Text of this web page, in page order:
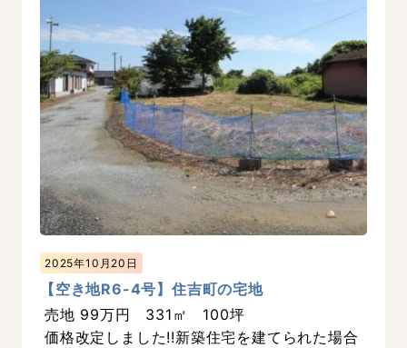
2025年10月20日
【空き地R6-4号】住吉町の宅地
売地 99万円 331㎡ 100坪
価格改定しました!!新築住宅を建てられた場合